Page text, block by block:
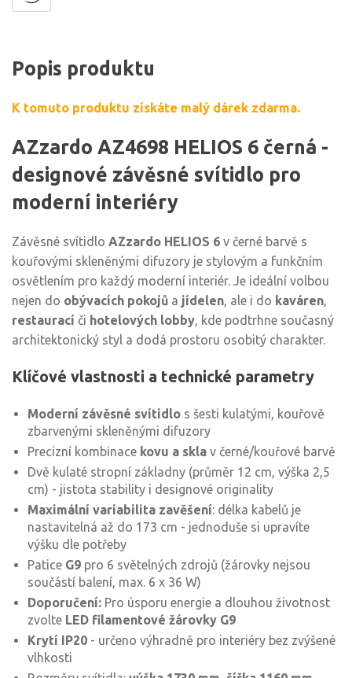
Popis produktu
K tomuto produktu získáte malý dárek zdarma.
AZzardo AZ4698 HELIOS 6 černá -
designové závěsné svítidlo pro
moderní interiéry
Závěsné svítidlo AZzardo HELIOS 6 v černé barvě s
kouřovými skleněnými difuzory je stylovým a funkčním
osvětlením pro každý moderní interiér. Je ideální volbou
nejen do obývacích pokojů a jídelen, ale i do kaváren,
restaurací či hotelových lobby, kde podtrhne současný
architektonický styl a dodá prostoru osobitý charakter.
Klíčové vlastnosti a technické parametry
Moderní závěsné svítidlo s šesti kulatými, kouřově
zbarvenými skleněnými difuzory
Precizní kombinace kovu a skla v černé/kouřové barvě
Dvě kulaté stropní základny (průměr 12 cm, výška 2,5
cm) - jistota stability i designové originality
Maximální variabilita zavěšení: délka kabelů je
nastavitelná až do 173 cm - jednoduše si upravíte
výšku dle potřeby
Patice G9 pro 6 světelných zdrojů (žárovky nejsou
součástí balení, max. 6 x 36 W)
Doporučení: Pro úsporu energie a dlouhou životnost
zvolte LED filamentové žárovky G9
Krytí IP20 - určeno výhradně pro interiéry bez zvýšené
vlhkosti